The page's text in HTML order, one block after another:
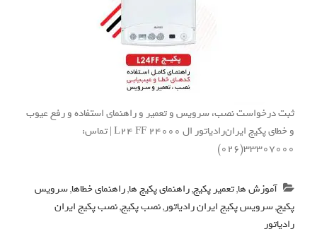
ثبت درخواست نصب، سرویس و تعمیر و راهنمای استفاده و رفع عیوب
و خطای پکیج ایران‌رادیاتور ال L24 FF 24000 | تماس:
33307000(026)
آموزش ها,تعمیر پکیج,راهنمای پکیج ها,راهنمای خطاها,سرویس
پکیج,سرویس پکیج ایران رادیاتور,نصب پکیج,نصب پکیج ایران
رادیاتور